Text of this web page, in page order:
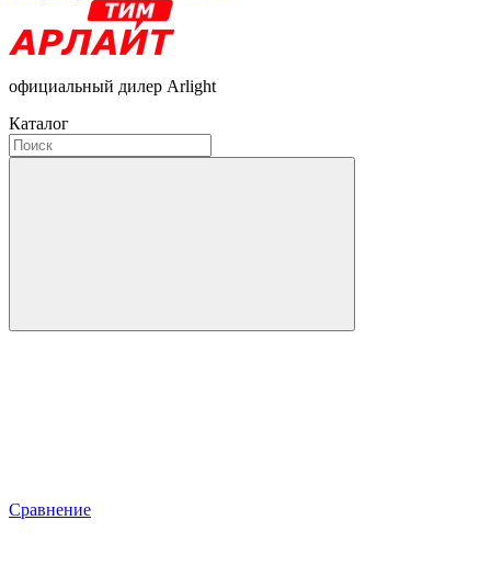
официальный дилер Arlight
Каталог
Сравнение